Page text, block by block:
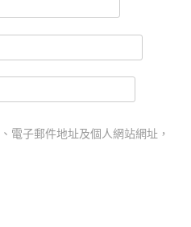
電子郵件地址及個人網站網址，